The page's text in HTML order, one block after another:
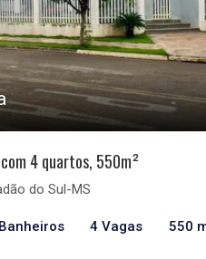
4 quartos, 550m²
do Sul-MS
4 Vagas 550